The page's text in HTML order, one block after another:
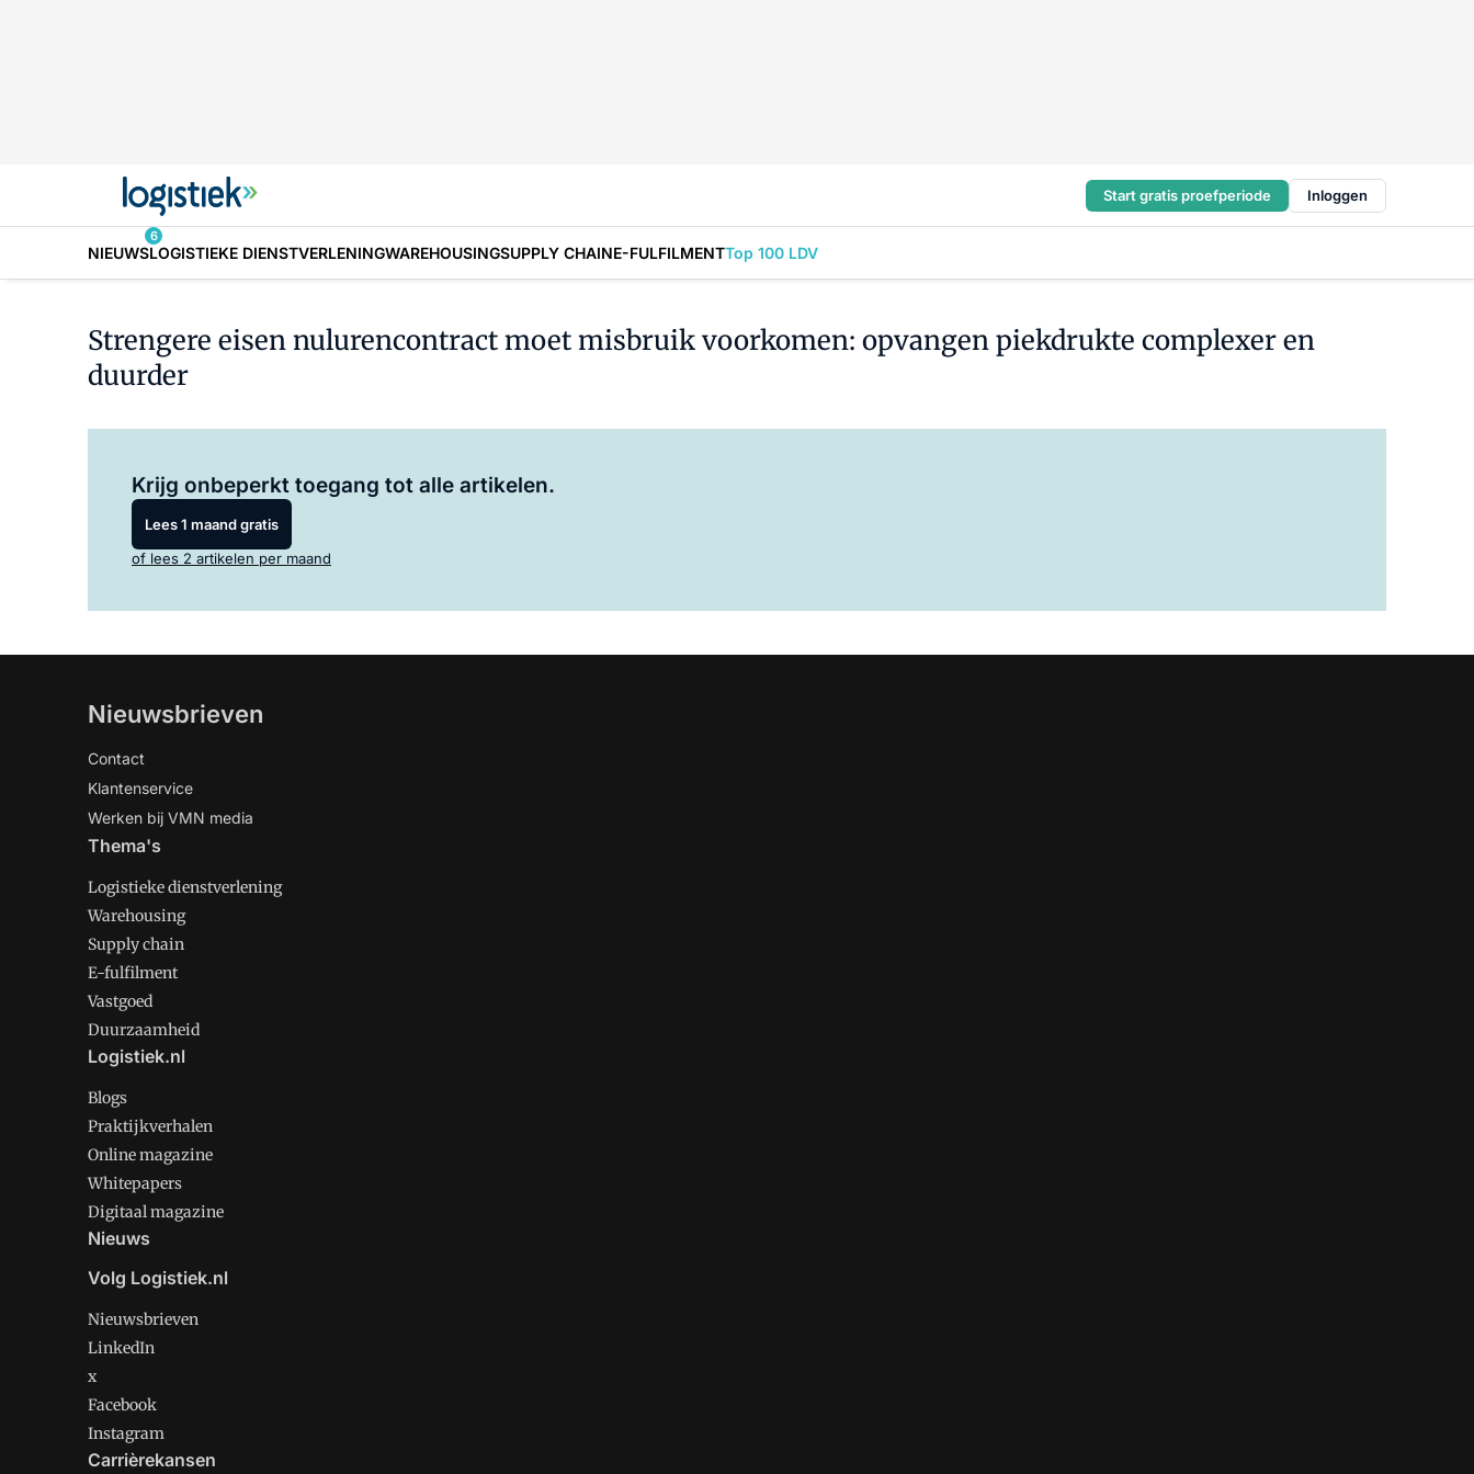
Start gratis proefperiode Inloggen
NIEUWS
6
LOGISTIEKE DIENSTVERLENINGWAREHOUSINGSUPPLY CHAINE-FULFILMENTTop 100 LDV
Strengere eisen nulurencontract moet misbruik voorkomen: opvangen piekdrukte complexer en
duurder
Krijg onbeperkt toegang tot alle artikelen.
Lees 1 maand gratis
of lees 2 artikelen per maand
Nieuwsbrieven
Contact
Klantenservice
Werken bij VMN media
Thema's
Logistieke dienstverlening
Warehousing
Supply chain
E-fulfilment
Vastgoed
Duurzaamheid
Logistiek.nl
Blogs
Praktijkverhalen
Online magazine
Whitepapers
Digitaal magazine
Nieuws
Volg Logistiek.nl
Nieuwsbrieven
LinkedIn
x
Facebook
Instagram
Carrièrekansen